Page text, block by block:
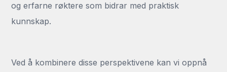
og erfarne røktere som bidrar med praktisk
kunnskap.
Ved å kombinere disse perspektivene kan vi oppnå